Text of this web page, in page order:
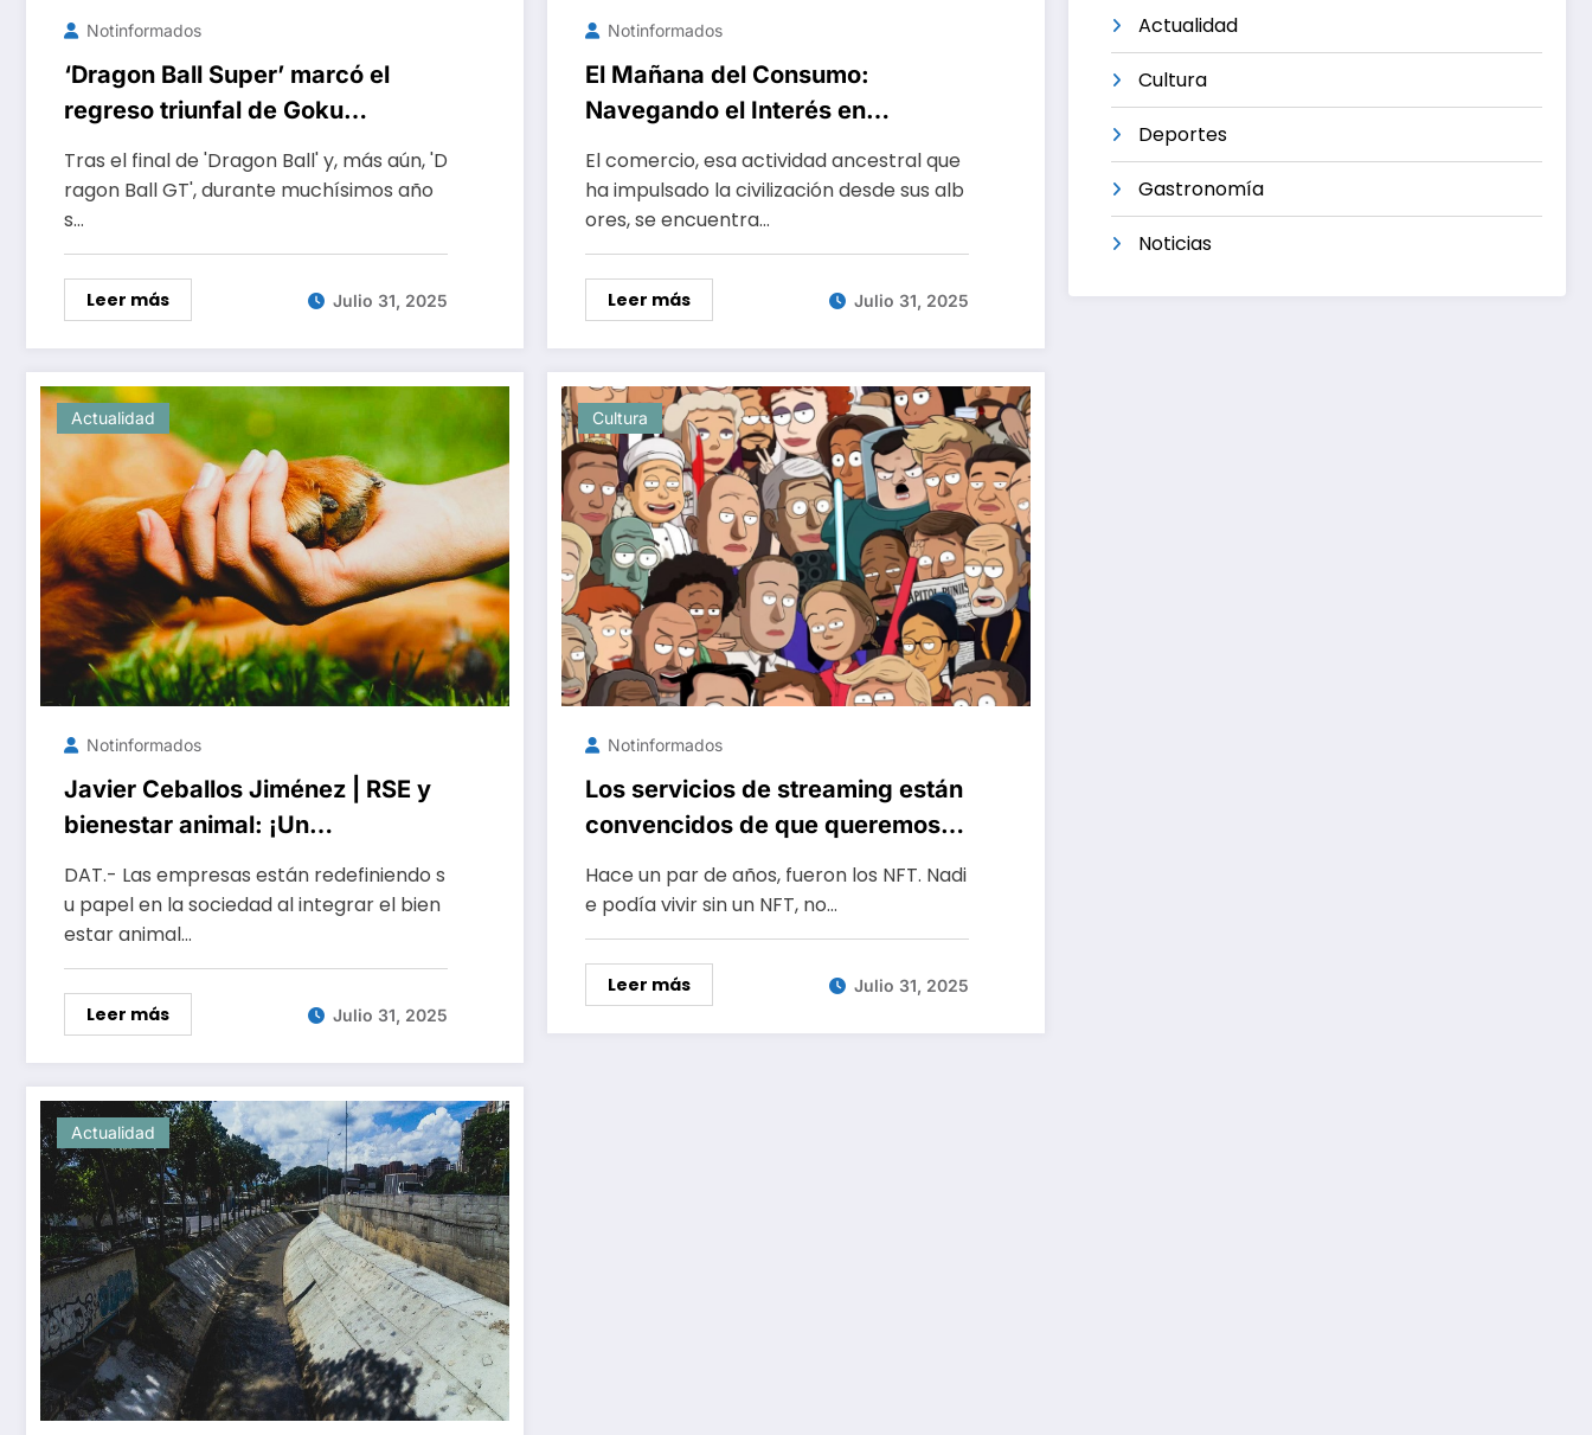
Notinformados
‘Dragon Ball Super’ marcó el
regreso triunfal de Goku
después de años desaparecido,
pero el anime se convirtió en una
gran frustración para Akira
Toriyama
Tras el final de 'Dragon Ball' y, más aún, 'D
ragon Ball GT', durante muchísimos año
s…
Leer más Julio 31, 2025
Notinformados
El Mañana del Consumo:
Navegando el Interés en
Plataformas Digitales y el Smart
Retail
El comercio, esa actividad ancestral que
ha impulsado la civilización desde sus alb
ores, se encuentra…
Leer más Julio 31, 2025
Actualidad
Notinformados
Javier Ceballos Jiménez | RSE y
bienestar animal: ¡Un
compromiso transformador!
DAT.- Las empresas están redefiniendo s
u papel en la sociedad al integrar el bien
estar animal…
Leer más Julio 31, 2025
Cultura
Notinformados
Los servicios de streaming están
convencidos de que queremos
usar la IA para crear nuestras
propias series. Creo que están
totalmente equivocados
Hace un par de años, fueron los NFT. Nadi
e podía vivir sin un NFT, no…
Leer más Julio 31, 2025
Actualidad
Actualidad
Cultura
Deportes
Gastronomía
Noticias